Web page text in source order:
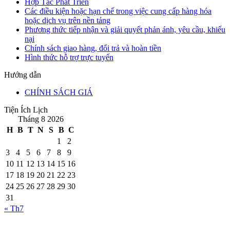
Hợp Tác Phát Triển
Các điều kiện hoặc hạn chế trong việc cung cấp hàng hóa
hoặc dịch vụ trên nền tảng
Phương thức tiếp nhận và giải quyết phản ánh, yêu cầu, khiếu
nại
Chính sách giao hàng, đổi trả và hoàn tiền
Hình thức hỗ trợ trực tuyến
Hướng dẫn
CHÍNH SÁCH GIÁ
Tiện Ích Lịch
Tháng 8 2026
H B T N S B C
1
2
3
4 5 6 7 8
9
10 11 12 13 14 15 16
17 18 19 20 21 22 23
24 25 26 27 28 29 30
31
« Th7